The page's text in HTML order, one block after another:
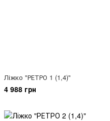
Ліжко "РЕТРО 1 (1,4)"
4 988 грн